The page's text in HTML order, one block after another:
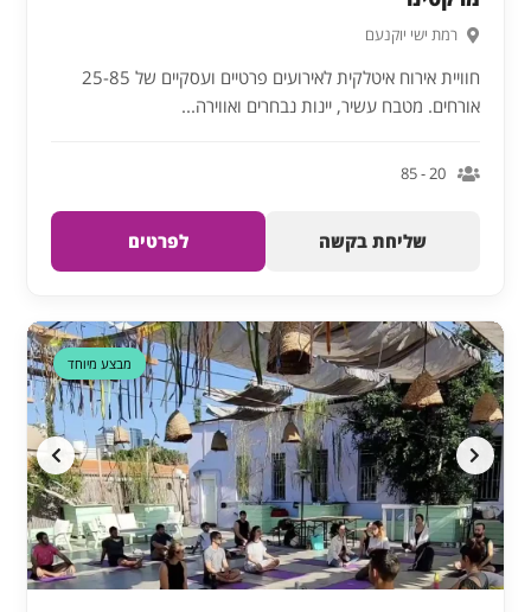
רמת ישי יוקנעם
חוויית אירוח איטלקית לאירועים פרטיים ועסקיים של 25-85
אורחים. מטבח עשיר, יינות נבחרים ואווירה...
20 - 85
שליחת בקשה לפרטים
דקה 90
מבצע מיוחד